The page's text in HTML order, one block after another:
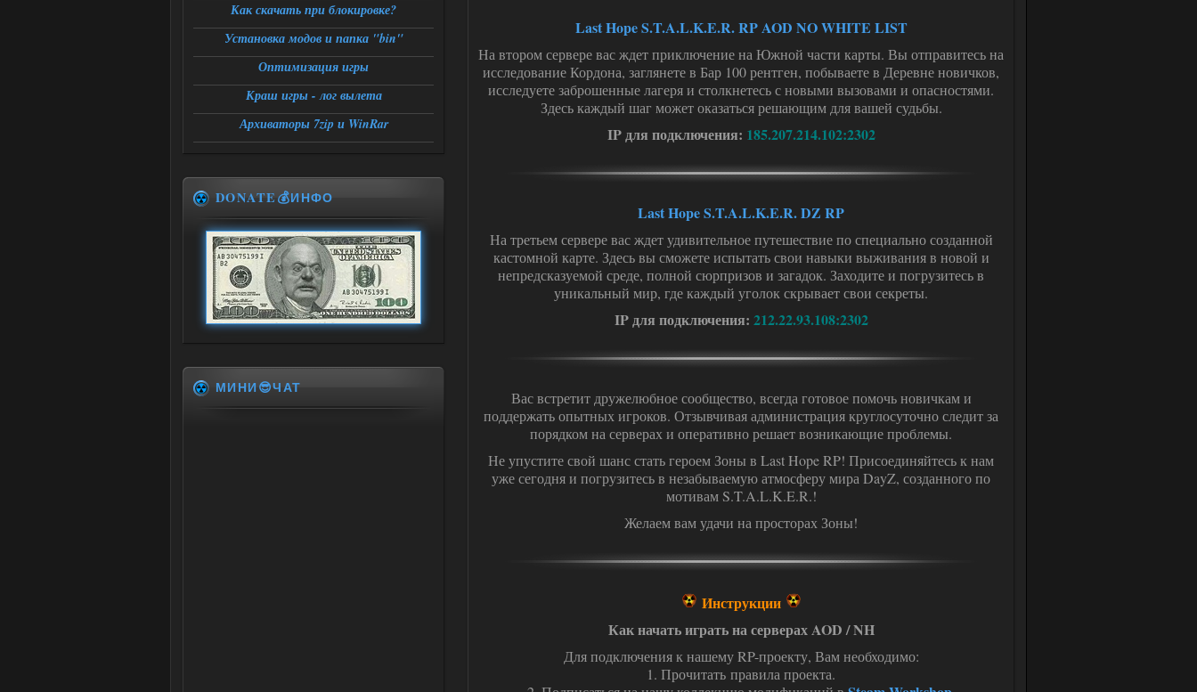
Last Hope S.T.A.L.K.E.R. RP AOD NO WHITE LIST
На втором сервере вас ждет приключение на Южной части карты. Вы отправитесь на
исследование Кордона, заглянете в Бар 100 рентген, побываете в Деревне новичков,
исследуете заброшенные лагеря и столкнетесь с новыми вызовами и опасностями.
Здесь каждый шаг может оказаться решающим для вашей судьбы.
IP для подключения: 185.207.214.102:2302
Last Hope S.T.A.L.K.E.R. DZ RP
На третьем сервере вас ждет удивительное путешествие по специально созданной
кастомной карте. Здесь вы сможете испытать свои навыки выживания в новой и
непредсказуемой среде, полной сюрпризов и загадок. Заходите и погрузитесь в
уникальный мир, где каждый уголок скрывает свои секреты.
IP для подключения: 212.22.93.108:2302
Вас встретит дружелюбное сообщество, всегда готовое помочь новичкам и
поддержать опытных игроков. Отзывчивая администрация круглосуточно следит за
порядком на серверах и оперативно решает возникающие проблемы.
Не упустите свой шанс стать героем Зоны в Last Hope RP! Присоединяйтесь к нам
уже сегодня и погрузитесь в незабываемую атмосферу мира DayZ, созданного по
мотивам S.T.A.L.K.E.R.!
Желаем вам удачи на просторах Зоны!
Инструкции
Как начать играть на серверах AOD / NH
Для подключения к нашему RP-проекту, Вам необходимо:
1. Прочитать правила проекта.
Как скачать при блокировке?
Установка модов и папка "bin"
Оптимизация игры
Краш игры - лог вылета
Архиваторы 7zip и WinRar
DONATE💰ИНФО
МИНИ😎ЧАТ